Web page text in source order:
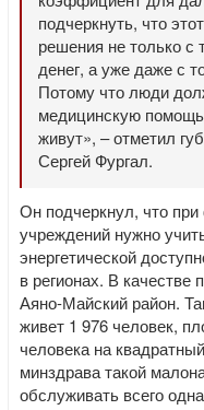
подчеркнуть, что
решения не только с
денег, а уже даже с
Потому что люди
медицинскую помощь
живут», – отметил
Сергей Фургал.
Он подчеркнул, что
учреждений нужно
энергетической
в регионах. В качестве
Аяно-Майский район.
живет 1 976 человек,
человека на
минздрава такой
обслуживать всего